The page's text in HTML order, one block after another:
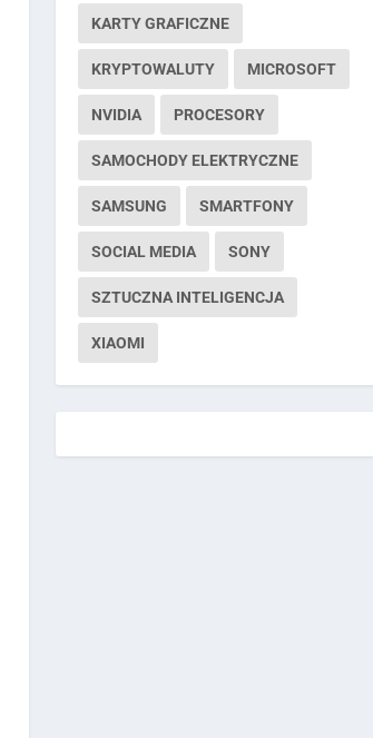
KARTY GRAFICZNE
KRYPTOWALUTY MICROSOFT
NVIDIA PROCESORY
SAMOCHODY ELEKTRYCZNE
SAMSUNG SMARTFONY
SOCIAL MEDIA SONY
SZTUCZNA INTELIGENCJA
XIAOMI